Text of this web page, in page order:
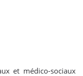
et médico-sociaux